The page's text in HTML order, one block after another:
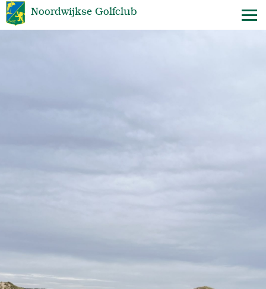
Noordwijkse Golfclub